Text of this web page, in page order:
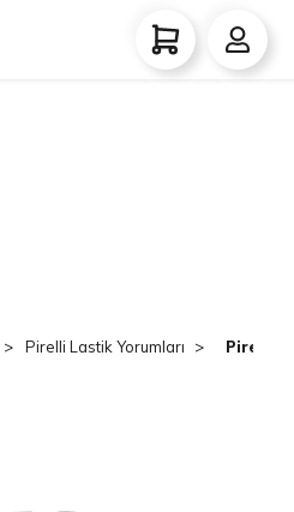
Pirelli Lastik Yorumları Pirelli